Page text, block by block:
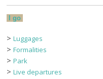
I go
>Luggages
>Formalities
>Park
>Live departures